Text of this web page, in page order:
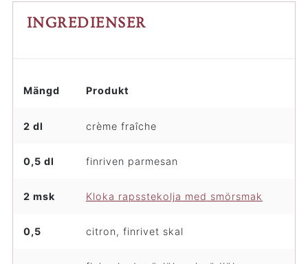
INGREDIENSER
Mängd Produkt
2 dl crème fraîche
0,5 dl finriven parmesan
2 msk Kloka rapsstekolja med smörsmak
0,5 citron, finrivet skal